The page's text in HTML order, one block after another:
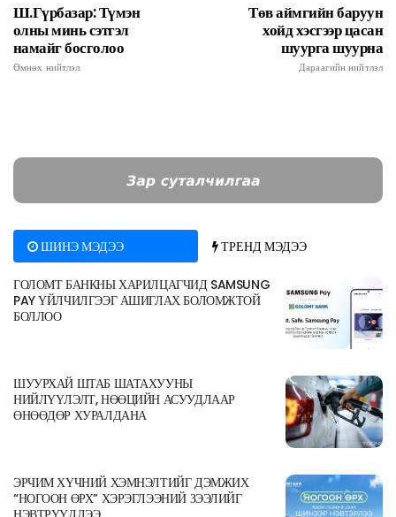
Ш.Гүрбазар: Түмэн
олны минь сэтгэл
намайг босголоо
Өмнөх нийтлэл
Төв аймгийн баруун
хойд хэсгээр цасан
шуурга шуурна
Дараагийн нийтлэл
ШИНЭ МЭДЭЭ ТРЕНД МЭДЭЭ
ГОЛОМТ БАНКНЫ ХАРИЛЦАГЧИД SAMSUNG
PAY ҮЙЛЧИЛГЭЭГ АШИГЛАХ БОЛОМЖТОЙ
БОЛЛОО
ШУУРХАЙ ШТАБ ШАТАХУУНЫ
НИЙЛҮҮЛЭЛТ, НӨӨЦИЙН АСУУДЛААР
ӨНӨӨДӨР ХУРАЛДАНА
ЭРЧИМ ХҮЧНИЙ ХЭМНЭЛТИЙГ ДЭМЖИХ
“НОГООН ӨРХ” ХЭРЭГЛЭЭНИЙ ЗЭЭЛИЙГ